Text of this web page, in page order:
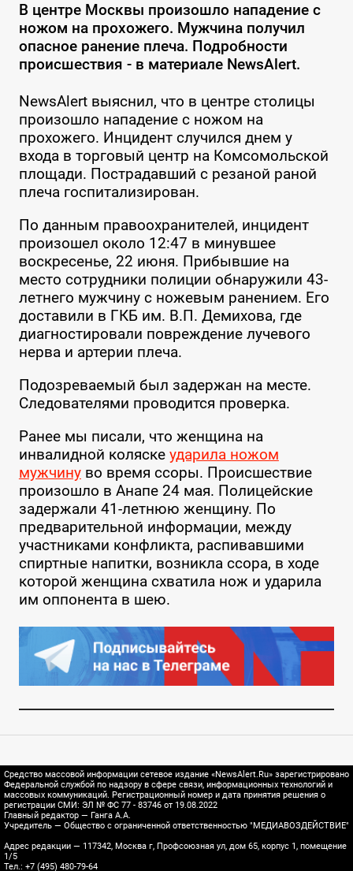
В центре Москвы произошло нападение с
ножом на прохожего. Мужчина получил
опасное ранение плеча. Подробности
происшествия - в материале NewsAlert.
NewsAlert выяснил, что в центре столицы
произошло нападение с ножом на
прохожего. Инцидент случился днем у
входа в торговый центр на Комсомольской
площади. Пострадавший с резаной раной
плеча госпитализирован.
По данным правоохранителей, инцидент
произошел около 12:47 в минувшее
воскресенье, 22 июня. Прибывшие на
место сотрудники полиции обнаружили 43-
летнего мужчину с ножевым ранением. Его
доставили в ГКБ им. В.П. Демихова, где
диагностировали повреждение лучевого
нерва и артерии плеча.
Подозреваемый был задержан на месте.
Следователями проводится проверка.
Ранее мы писали, что женщина на
инвалидной коляске ударила ножом
мужчинуво время ссоры. Происшествие
произошло в Анапе 24 мая. Полицейские
задержали 41-летнюю женщину. По
предварительной информации, между
участниками конфликта, распивавшими
спиртные напитки, возникла ссора, в ходе
которой женщина схватила нож и ударила
им оппонента в шею.
Средство массовой информации сетевое издание «NewsAlert.Ru» зарегистрировано
Федеральной службой по надзору в сфере связи, информационных технологий и
массовых коммуникаций. Регистрационный номер и дата принятия решения о
регистрации СМИ: ЭЛ № ФС 77 - 83746 от 19.08.2022
Главный редактор — Ганга А.А.
Учредитель — Общество с ограниченной ответственностью "МЕДИАВОЗДЕЙСТВИЕ"
Адрес редакции — 117342, Москва г, Профсоюзная ул, дом 65, корпус 1, помещение
1/5
Тел.: +7 (495) 480-79-64